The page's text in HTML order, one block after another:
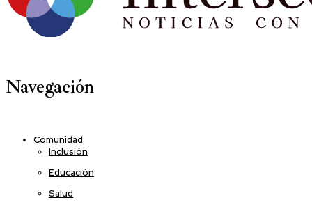
Navegación
Comunidad
Inclusión
Educación
Salud